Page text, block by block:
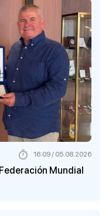
Mundial
16:09 / 05.08.2026